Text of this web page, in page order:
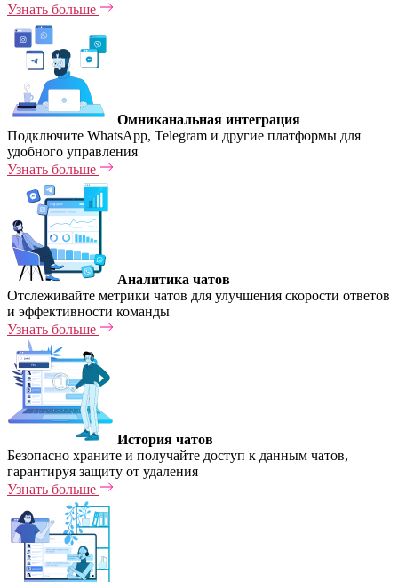
Узнать больше
Омниканальная интеграция
Подключите WhatsApp, Telegram и другие платформы для
удобного управления
Узнать больше
Аналитика чатов
Отслеживайте метрики чатов для улучшения скорости ответов
и эффективности команды
Узнать больше
История чатов
Безопасно храните и получайте доступ к данным чатов,
гарантируя защиту от удаления
Узнать больше